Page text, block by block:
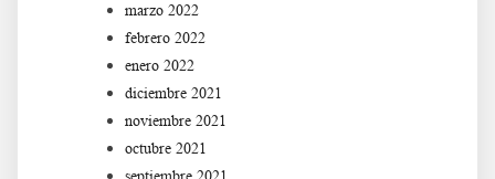
marzo 2022
febrero 2022
enero 2022
diciembre 2021
noviembre 2021
octubre 2021